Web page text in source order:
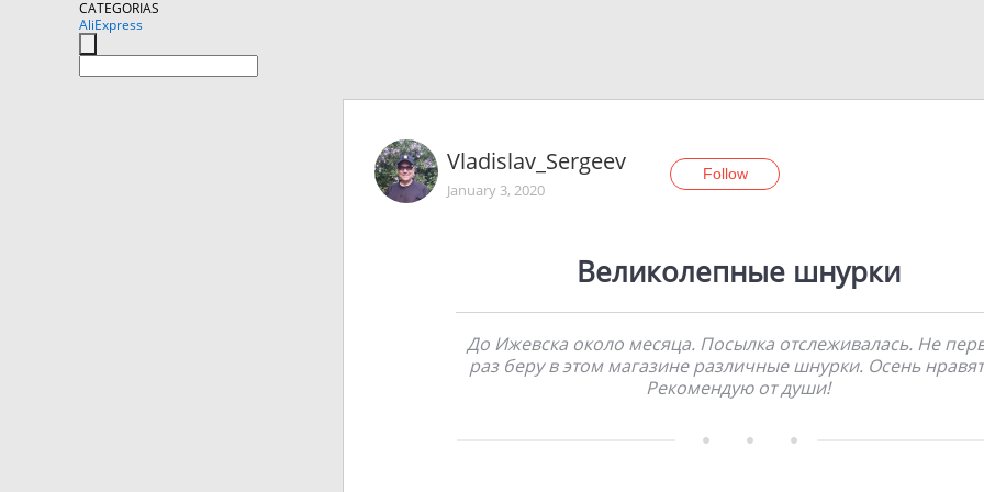
CATEGORIAS
AliExpress
Vladislav_Sergeev
January 3, 2020
Follow
Великолепные шнурки
До Ижевска около месяца. Посылка отслеживалась. Не
раз беру в этом магазине различные шнурки. Осень
Рекомендую от души!